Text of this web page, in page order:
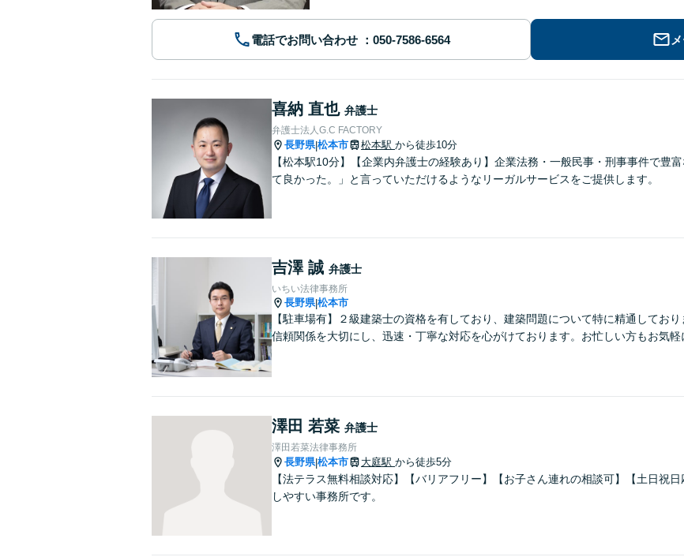
電話でお問い合わせ
喜納 直也 弁護士
弁護士法人G.C FACTORY
長野県|松本市 松本駅 から徒歩10分
【松本駅10分】【企業内弁護士の経験あり】企業法務・一般民事・刑事事件で豊
て良かった。」と言っていただけるようなリーガルサービスをご提供します。
吉澤 誠 弁護士
いちい法律事務所
長野県|松本市
【駐車場有】２級建築士の資格を有しており、建築問題について特に精通してお
信頼関係を大切にし、迅速・丁寧な対応を心がけております。お忙しい方もお気軽
澤田 若菜 弁護士
澤田若菜法律事務所
長野県|松本市 大庭駅 から徒歩5分
【法テラス無料相談対応】【バリアフリー】【お子さん連れの相談可】【土日祝
しやすい事務所です。